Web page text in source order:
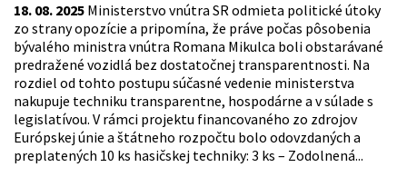
18. 08. 2025 Ministerstvo vnútra SR odmieta politické útoky
zo strany opozície a pripomína, že práve počas pôsobenia
bývalého ministra vnútra Romana Mikulca boli obstarávané
predražené vozidlá bez dostatočnej transparentnosti. Na
rozdiel od tohto postupu súčasné vedenie ministerstva
nakupuje techniku transparentne, hospodárne a v súlade s
legislatívou. V rámci projektu financovaného zo zdrojov
Európskej únie a štátneho rozpočtu bolo odovzdaných a
preplatených 10 ks hasičskej techniky: 3 ks – Zodolnená...